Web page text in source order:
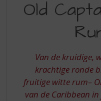
CAPTAIN
CARIBBEAN
Old
Van de kruidige,
krachtige ronde
fruitige witte rum–
van de Caribbean